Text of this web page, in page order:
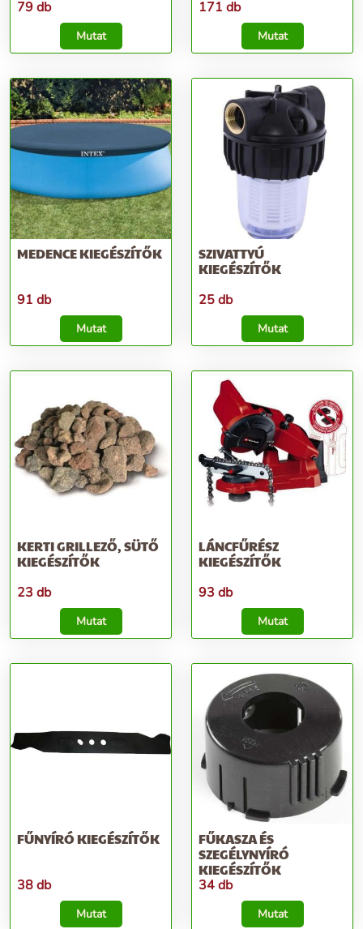
79 db
Mutat
171 db
Mutat
MEDENCE KIEGÉSZÍTŐK
91 db
Mutat
SZIVATTYÚ
KIEGÉSZÍTŐK
25 db
Mutat
KERTI GRILLEZŐ, SÜTŐ
KIEGÉSZÍTŐK
23 db
Mutat
LÁNCFŰRÉSZ
KIEGÉSZÍTŐK
93 db
Mutat
FŰNYÍRÓ KIEGÉSZÍTŐK
38 db
Mutat
FŰKASZA ÉS
SZEGÉLYNYÍRÓ
KIEGÉSZÍTŐK
34 db
Mutat